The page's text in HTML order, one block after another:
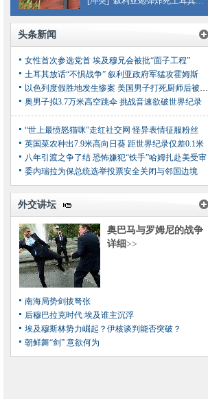
头条新闻
女性首次参选党首 埃及穆兄会被批“面子工程”
土耳其放话“不惧战争” 叙利亚政府军猛攻霍姆斯
以色列度假胜地发生惨案 美国男子打死厨师后被击毙
奥男子拟3.7万米高空跳伞 挑战音速欲破世界纪录
“世上最愤怒猫咪”走红社交网 怪异表情征服粉丝
英国菜农种出7.9米高向日葵 距世界纪录仅差0.1米
八年引渡之争了结 恐怖嫌犯“铁手”哈姆扎赴美受审
委内瑞拉为保总统选举投票安全关闭与邻国边境
外交讲坛
奥巴马与罗姆尼的战争
详细>>
南海局势剑拔弩张
后穆巴拉克时代 埃及谁主沉浮
埃及穆斯林势力崛起？伊核谈判能否突破？
朝鲜舞“剑” 意欲何为